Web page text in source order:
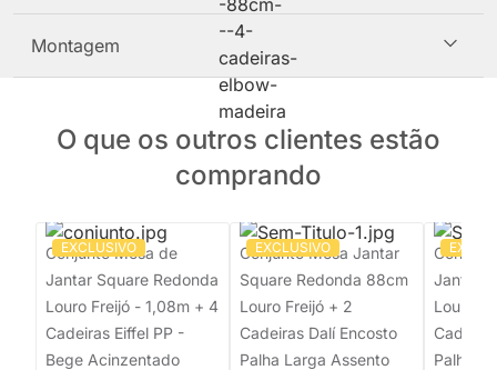
Montagem
O que os outros clientes estão
comprando
EXCLUSIVO
Conjunto Mesa de
Jantar Square Redonda
Louro Freijó - 1,08m + 4
Cadeiras Eiffel PP -
Bege Acinzentado
EXCLUSIVO
Conjunto Mesa Jantar
Square Redonda 88cm
Louro Freijó + 2
Cadeiras Dalí Encosto
Palha Larga Assento
Jantar
Louro
Palha